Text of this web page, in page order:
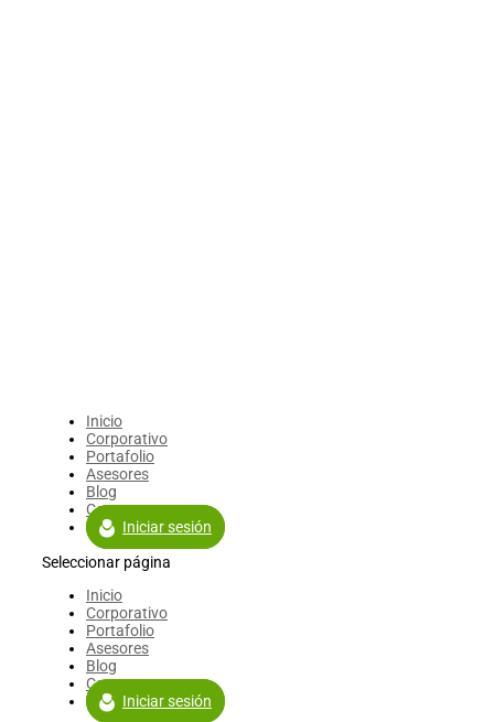
Inicio
Corporativo
Portafolio
Asesores
Blog
Contacto
Iniciar sesión
Seleccionar página
Inicio
Corporativo
Portafolio
Asesores
Blog
Contacto
Iniciar sesión